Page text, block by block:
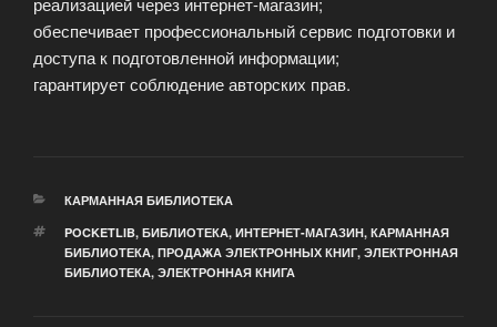
обеспечивает профессиональный сервис подготовки и
доступа к подготовленной информации;
гарантирует соблюдение авторских прав.
РУБРИКИ
КАРМАННАЯ БИБЛИОТЕКА
МЕТКИ
POCKETLIB, БИБЛИОТЕКА, ИНТЕРНЕТ-МАГАЗИН, КАРМАННАЯ
БИБЛИОТЕКА, ПРОДАЖА ЭЛЕКТРОННЫХ КНИГ, ЭЛЕКТРОННАЯ
БИБЛИОТЕКА, ЭЛЕКТРОННАЯ КНИГА